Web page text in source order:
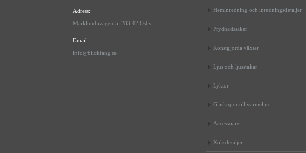
Adress:
Marklundavägen 5, 283 42 Osby
Email:
info@blickfang.se
Heminredning och inredningsdetaljer
Prydnadssaker
Konstgjorda växter
Ljus och ljusstakar
Lyktor
Glaskupor till värmeljus
Accessoarer
Köksdetaljer